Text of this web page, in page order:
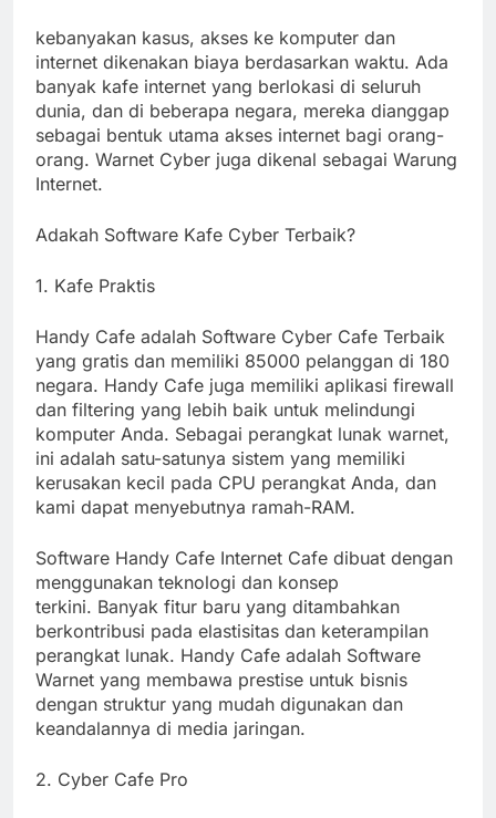
kebanyakan kasus, akses ke komputer dan
internet dikenakan biaya berdasarkan waktu. Ada
banyak kafe internet yang berlokasi di seluruh
dunia, dan di beberapa negara, mereka dianggap
sebagai bentuk utama akses internet bagi orang-
orang. Warnet Cyber ​​juga dikenal sebagai Warung
Internet.
Adakah Software Kafe Cyber Terbaik?
1. Kafe Praktis
Handy Cafe adalah Software Cyber ​​Cafe Terbaik
yang gratis dan memiliki 85000 pelanggan di 180
negara. Handy Cafe juga memiliki aplikasi firewall
dan filtering yang lebih baik untuk melindungi
komputer Anda. Sebagai perangkat lunak warnet,
ini adalah satu-satunya sistem yang memiliki
kerusakan kecil pada CPU perangkat Anda, dan
kami dapat menyebutnya ramah-RAM.
Software Handy Cafe Internet Cafe dibuat dengan
menggunakan teknologi dan konsep
terkini. Banyak fitur baru yang ditambahkan
berkontribusi pada elastisitas dan keterampilan
perangkat lunak. Handy Cafe adalah Software
Warnet yang membawa prestise untuk bisnis
dengan struktur yang mudah digunakan dan
keandalannya di media jaringan.
2. Cyber ​​Cafe Pro